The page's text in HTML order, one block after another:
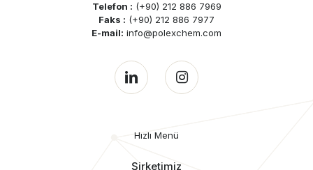
Telefon : (+90) 212 886 7969
Faks : (+90) 212 886 7977
E-mail: info@polexchem.com
Hızlı Menü
Şirketimiz